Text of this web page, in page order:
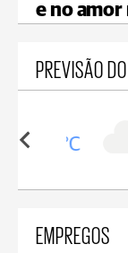
e no
PREVISÃO
19°C
EMPREGOS